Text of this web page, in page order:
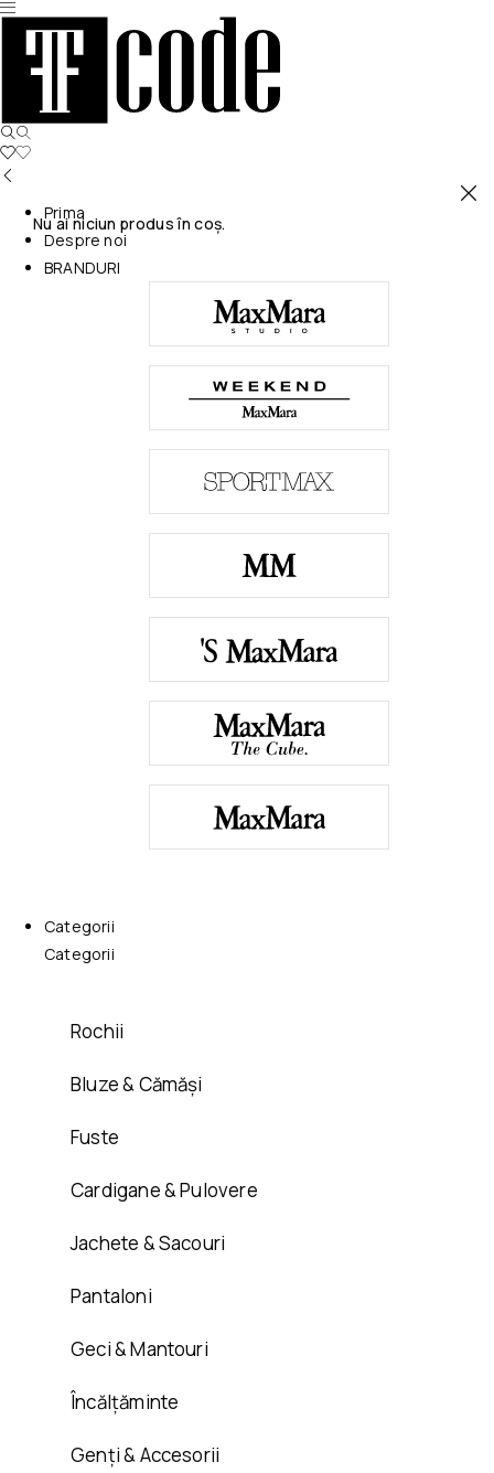
Nu ai niciun produs în coș.
Prima
Despre noi
BRANDURI
Categorii
Categorii
Rochii
Bluze & Cămăși
Fuste
Cardigane & Pulovere
Jachete & Sacouri
Pantaloni
Geci & Mantouri
Încălțăminte
Genți & Accesorii